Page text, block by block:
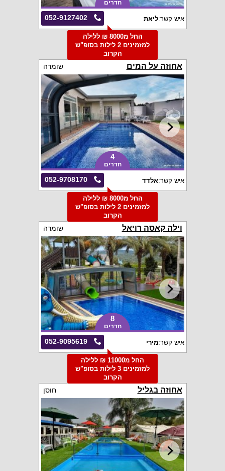
חדרים
052-9127402 איש קשר:ליאת
החל מ8000 ₪ ללילה
למזמינים 2 לילות בסופ"ש
הקרוב
אחוזה על המים שומרה
4
חדרים
052-9708170 איש קשר:אלדד
החל מ8000 ₪ ללילה
למזמינים 2 לילות בסופ"ש
הקרוב
וילה קאסה רויאל שומרה
8
חדרים
052-9095619 איש קשר:מירי
החל מ11000 ₪ ללילה
למזמינים 3 לילות בסופ"ש
הקרוב
אחוזה בגליל חוסן